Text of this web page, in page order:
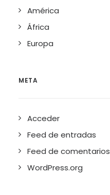
América
África
Europa
META
Acceder
Feed de entradas
Feed de comentarios
WordPress.org